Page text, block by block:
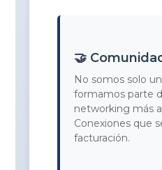
🤝
No somos solo
formamos parte
networking más
Conexiones que
facturación.